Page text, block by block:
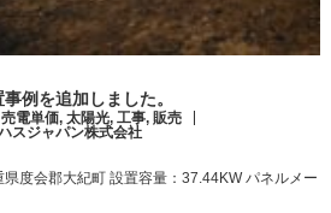
例を追加しました。
売電単価, 太陽光, 工事, 販売
スジャパン株式会社
度会郡大紀町 設置容量：37.44KW パネルメー